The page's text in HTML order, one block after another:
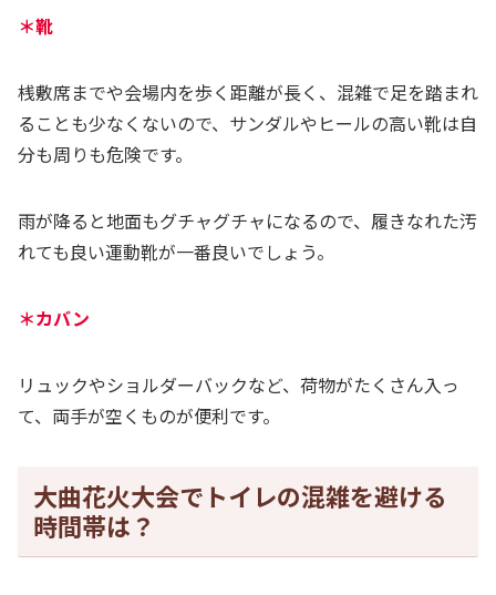
＊靴
桟敷席までや会場内を歩く距離が長く、混雑で足を踏まれ
ることも少なくないので、サンダルやヒールの高い靴は自
分も周りも危険です。
雨が降ると地面もグチャグチャになるので、履きなれた汚
れても良い運動靴が一番良いでしょう。
＊カバン
リュックやショルダーバックなど、荷物がたくさん入っ
て、両手が空くものが便利です。
大曲花火大会でトイレの混雑を避ける
時間帯は？